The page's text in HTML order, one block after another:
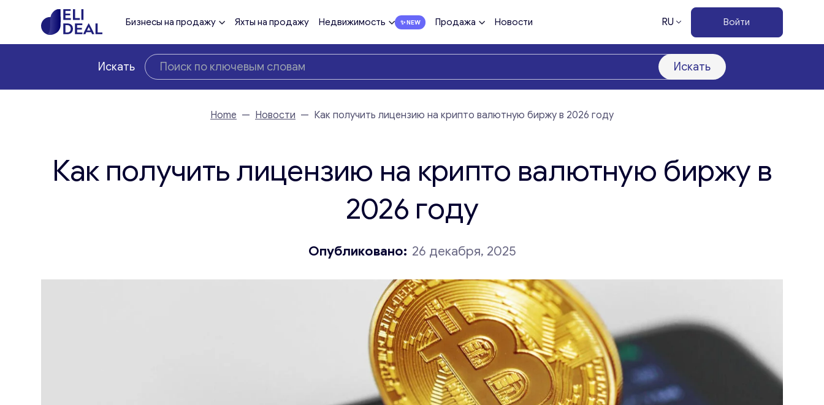
Бизнесы на продажу Яхты на продажу Недвижимость Продажа Новости RU Войти
Искать Искать
Home — Новости — Как получить лицензию на крипто валютную биржу в 2026 году
Как получить лицензию на крипто валютную биржу в
2026 году
Опубликовано: 26 декабря, 2025